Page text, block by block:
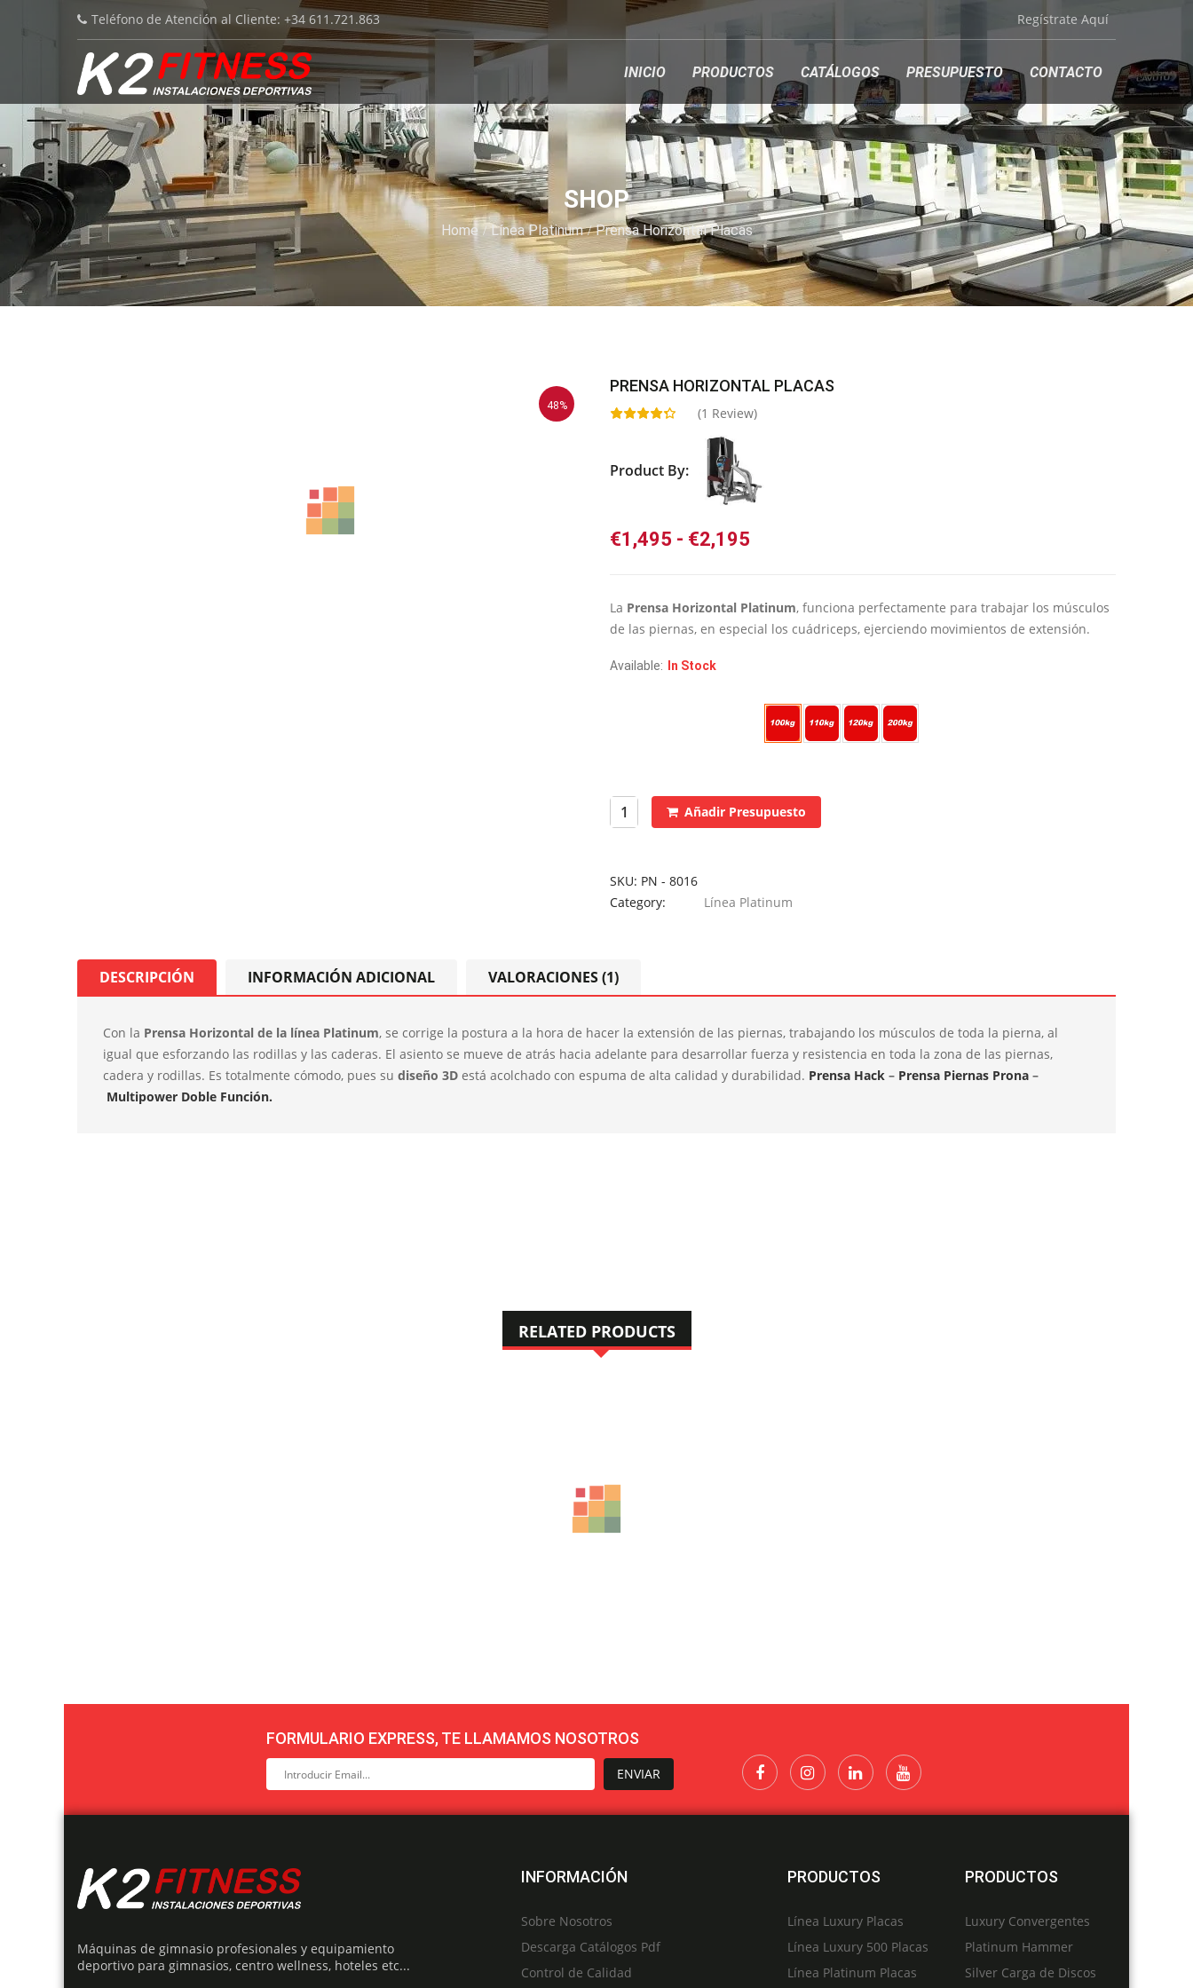
Teléfono de Atención al Cliente: +34 611.721.863 Regístrate Aquí
INICIO PRODUCTOS CATÁLOGOS PRESUPUESTO CONTACTO
SHOP
Home Línea Platinum Prensa Horizontal Placas
48%
PRENSA HORIZONTAL PLACAS
(1 Review)
Product By:
€1,495 - €2,195
desde
€1,495
La Prensa Horizontal Platinum, funciona perfectamente para trabajar los músculos
de las piernas, en especial los cuádriceps, ejerciendo movimientos de extensión.
Available: In Stock
Añadir Presupuesto
SKU: PN - 8016
Category:
Línea Platinum
DESCRIPCIÓN INFORMACIÓN ADICIONAL VALORACIONES (1)
Con la Prensa Horizontal de la línea Platinum, se corrige la postura a la hora de hacer la extensión de las piernas, trabajando los músculos de toda la pierna, al
igual que esforzando las rodillas y las caderas. El asiento se mueve de atrás hacia adelante para desarrollar fuerza y resistencia en toda la zona de las piernas,
cadera y rodillas. Es totalmente cómodo, pues su diseño 3D está acolchado con espuma de alta calidad y durabilidad. Prensa Hack – Prensa Piernas Prona –
Multipower Doble Función.
RELATED PRODUCTS
FORMULARIO EXPRESS, TE LLAMAMOS NOSOTROS
ENVIAR
Máquinas de gimnasio profesionales y equipamiento
deportivo para gimnasios, centro wellness, hoteles etc...
INFORMACIÓN
Sobre Nosotros
Descarga Catálogos Pdf
Control de Calidad
PRODUCTOS
Línea Luxury Placas
Línea Luxury 500 Placas
Línea Platinum Placas
PRODUCTOS
Luxury Convergentes
Platinum Hammer
Silver Carga de Discos